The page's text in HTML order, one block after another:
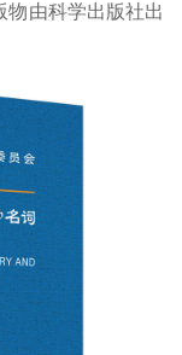
物由科学出版社出